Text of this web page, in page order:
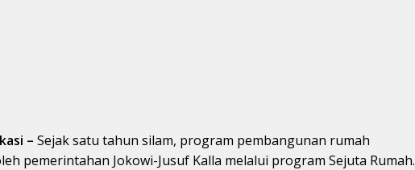
– Sejak satu tahun silam, program pembangunan rumah
pemerintahan Jokowi-Jusuf Kalla melalui program Sejuta Rumah.